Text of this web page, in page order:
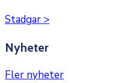
Stadgar >
Nyheter
Fler nyheter